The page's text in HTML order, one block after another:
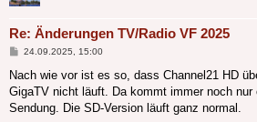
Re: Änderungen TV/Radio VF 2025
Beitrag
24.09.2025, 15:00
Nach wie vor ist es so, dass Channel21 HD
GigaTV nicht läuft. Da kommt immer noch
Sendung. Die SD-Version läuft ganz normal.